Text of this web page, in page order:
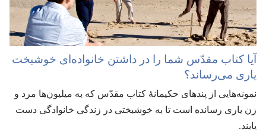
آیا کتاب مقدّس شما را در داشتن خانواده‌ای خوشبخت
یاری می‌رساند؟‏
نمونه‌هایی از پندهای حکیمانهٔ کتاب مقدّس که به میلیون‌ها مرد و
زن یاری رسانده است تا به خوشبختی در زندگی خانوادگی دست
یابند.‏